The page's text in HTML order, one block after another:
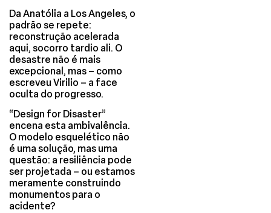
Da Anatólia a Los Angeles, o
padrão se repete:
reconstrução acelerada
aqui, socorro tardio ali. O
desastre não é mais
excepcional, mas – como
escreveu Virilio – a face
oculta do progresso.
“Design for Disaster”
encena esta ambivalência.
O modelo esquelético não
é uma solução, mas uma
questão: a resiliência pode
ser projetada – ou estamos
meramente construindo
monumentos para o
acidente?